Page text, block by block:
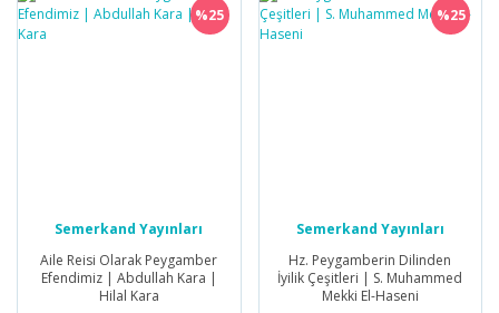
%25
Semerkand Yayınları
Aile Reisi Olarak Peygamber
Efendimiz | Abdullah Kara |
Hilal Kara
%25
Semerkand Yayınları
Hz. Peygamberin Dilinden
İyilik Çeşitleri | S. Muhammed
Mekki El-Haseni